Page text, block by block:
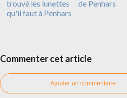
trouvé les lunettes
qu'il faut à Penhars
de Penhars
Commenter cet article
Ajouter un commentaire